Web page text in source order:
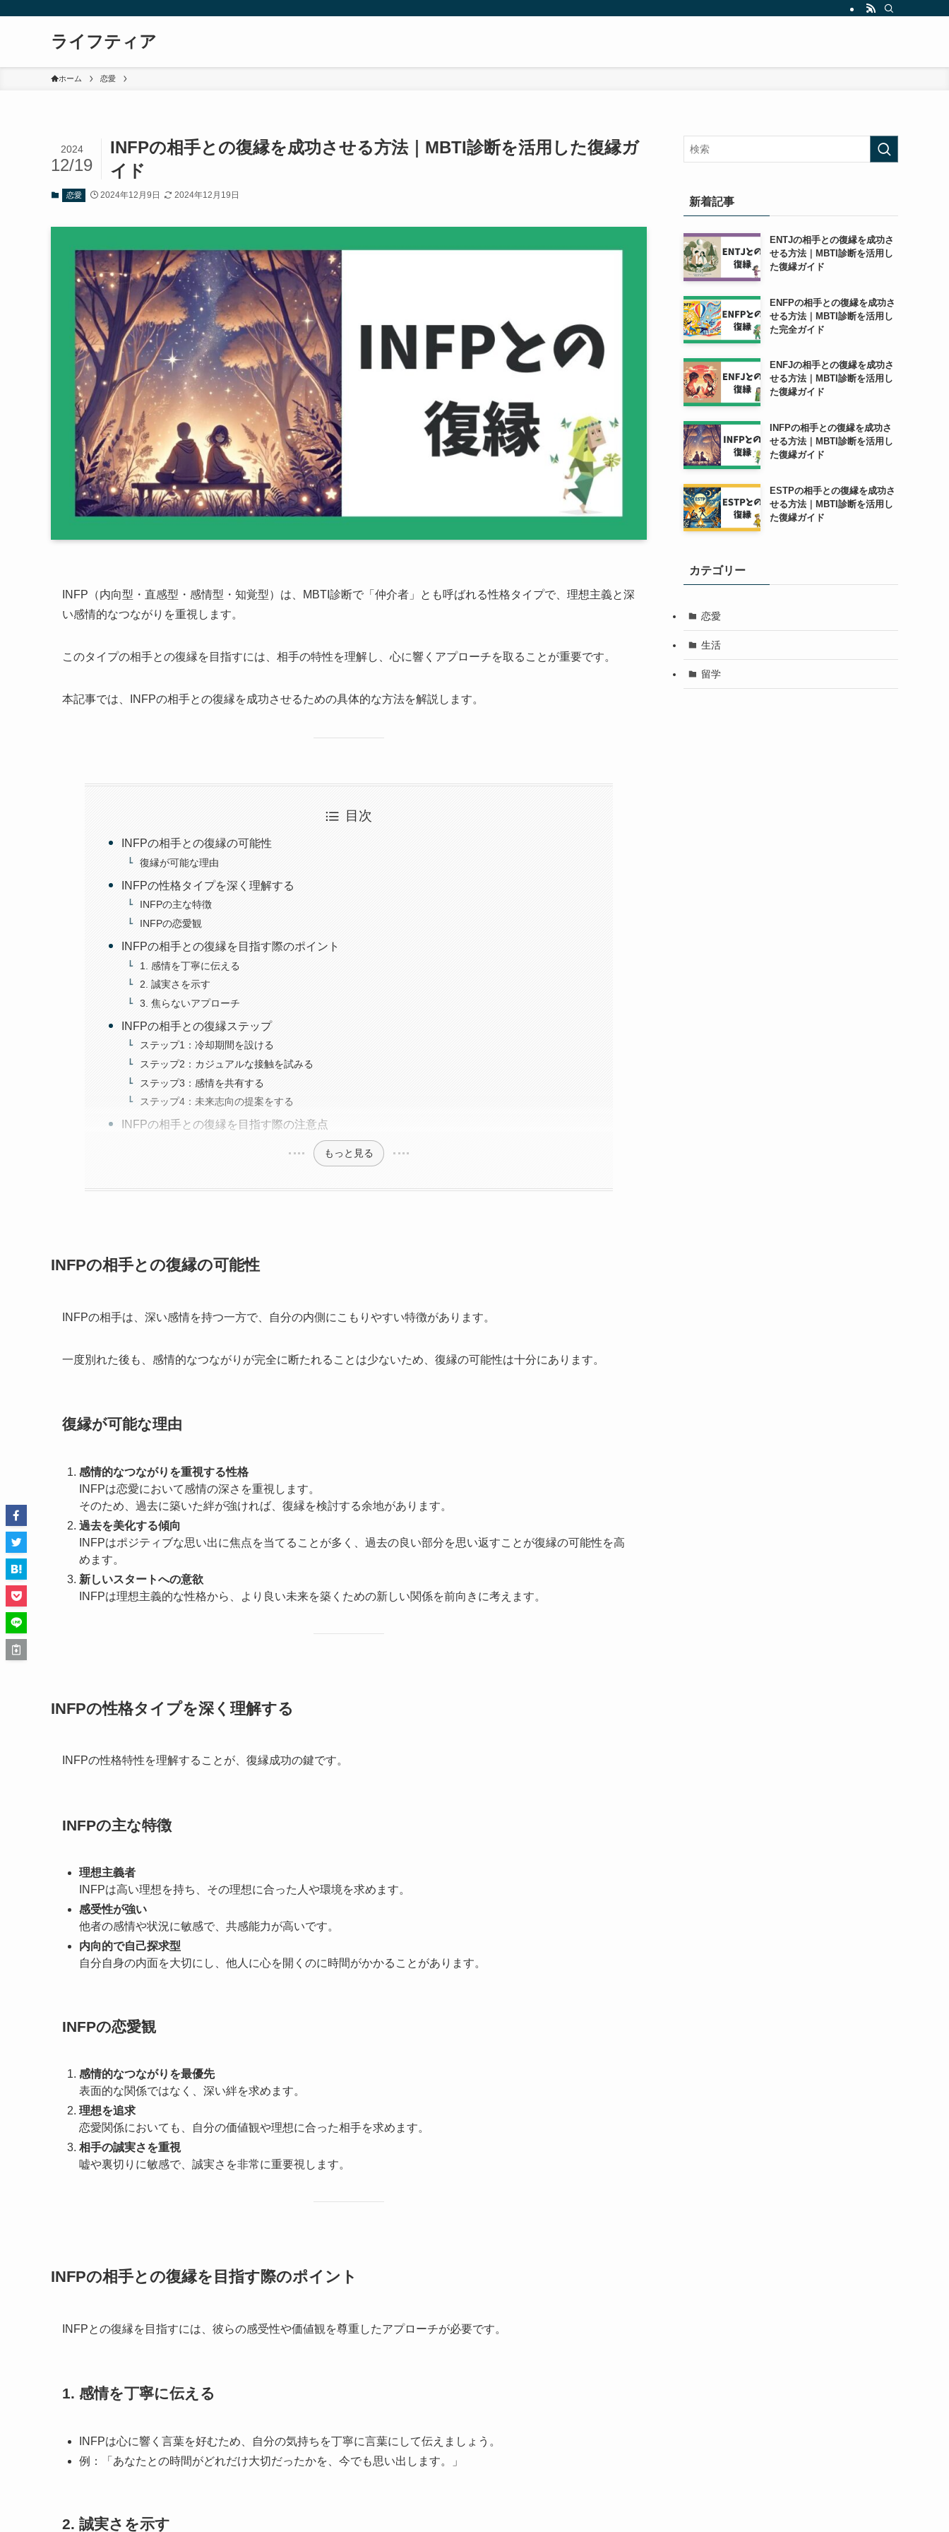
ライフティア
ホーム 恋愛
INFPの相手との復縁を成功させる方法｜MBTI診断を活用した復縁ガ
イド
2024
12/19
恋愛 2024年12月9日 2024年12月19日
INFP（内向型・直感型・感情型・知覚型）は、MBTI診断で「仲介者」とも呼ばれる性格タイプで、理想主義と深
い感情的なつながりを重視します。
このタイプの相手との復縁を目指すには、相手の特性を理解し、心に響くアプローチを取ることが重要です。
本記事では、INFPの相手との復縁を成功させるための具体的な方法を解説します。
目次
INFPの相手との復縁の可能性
復縁が可能な理由
INFPの性格タイプを深く理解する
INFPの主な特徴
INFPの恋愛観
INFPの相手との復縁を目指す際のポイント
1. 感情を丁寧に伝える
2. 誠実さを示す
3. 焦らないアプローチ
INFPの相手との復縁ステップ
ステップ1：冷却期間を設ける
ステップ2：カジュアルな接触を試みる
ステップ3：感情を共有する
ステップ4：未来志向の提案をする
INFPの相手との復縁を目指す際の注意点
もっと見る
INFPの相手との復縁の可能性
INFPの相手は、深い感情を持つ一方で、自分の内側にこもりやすい特徴があります。
一度別れた後も、感情的なつながりが完全に断たれることは少ないため、復縁の可能性は十分にあります。
復縁が可能な理由
感情的なつながりを重視する性格
INFPは恋愛において感情の深さを重視します。
そのため、過去に築いた絆が強ければ、復縁を検討する余地があります。
過去を美化する傾向
INFPはポジティブな思い出に焦点を当てることが多く、過去の良い部分を思い返すことが復縁の可能性を高
めます。
新しいスタートへの意欲
INFPは理想主義的な性格から、より良い未来を築くための新しい関係を前向きに考えます。
INFPの性格タイプを深く理解する
INFPの性格特性を理解することが、復縁成功の鍵です。
INFPの主な特徴
理想主義者
INFPは高い理想を持ち、その理想に合った人や環境を求めます。
感受性が強い
他者の感情や状況に敏感で、共感能力が高いです。
内向的で自己探求型
自分自身の内面を大切にし、他人に心を開くのに時間がかかることがあります。
INFPの恋愛観
感情的なつながりを最優先
表面的な関係ではなく、深い絆を求めます。
理想を追求
恋愛関係においても、自分の価値観や理想に合った相手を求めます。
相手の誠実さを重視
嘘や裏切りに敏感で、誠実さを非常に重要視します。
INFPの相手との復縁を目指す際のポイント
INFPとの復縁を目指すには、彼らの感受性や価値観を尊重したアプローチが必要です。
1. 感情を丁寧に伝える
INFPは心に響く言葉を好むため、自分の気持ちを丁寧に言葉にして伝えましょう。
例：「あなたとの時間がどれだけ大切だったかを、今でも思い出します。」
2. 誠実さを示す
新着記事
ENTJの相手との復縁を成功さ
せる方法｜MBTI診断を活用し
た復縁ガイド
ENFPの相手との復縁を成功さ
せる方法｜MBTI診断を活用し
た完全ガイド
ENFJの相手との復縁を成功さ
せる方法｜MBTI診断を活用し
た復縁ガイド
INFPの相手との復縁を成功さ
せる方法｜MBTI診断を活用し
た復縁ガイド
ESTPの相手との復縁を成功さ
せる方法｜MBTI診断を活用し
た復縁ガイド
カテゴリー
恋愛
生活
留学